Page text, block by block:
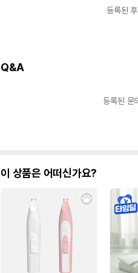
등록된
Q&A
등록된 문
이 상품은 어떠신가요?